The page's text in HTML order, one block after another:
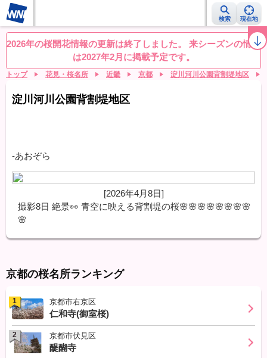
検索 現在地
桜レーダー 名所ランキング 桜開花予想NEWS お花見動画 目的別
2026年の桜開花情報の更新は終了しました。 来シーズンの情報
は2027年2月に掲載予定です。
トップ 花見・桜名所 近畿 京都 淀川河川公園背割堤地区
淀川河川公園背割堤地区
-あおぞら
[2026年4月8日]
撮影8日 絶景👀 青空に映える背割堤の桜🌸🌸🌸🌸🌸🌸🌸🌸
🌸
京都の桜名所ランキング
1 京都市右京区
仁和寺(御室桜)
2 京都市伏見区
醍醐寺